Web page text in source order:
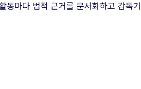
마다 법적 근거를 문서화하고 감독